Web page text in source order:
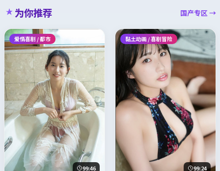
为你推荐 国产专区 →
爱情喜剧 / 都市
99:46
黏土动画 / 喜剧冒险
99:24